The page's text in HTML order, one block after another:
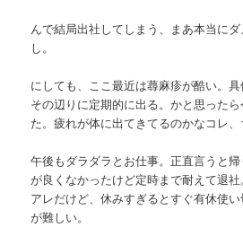
んで結局出社してしまう、まあ本当に
し。
にしても、ここ最近は蕁麻疹が酷い。
その辺りに定期的に出る。かと思った
た。疲れが体に出てきてるのかなコレ、
午後もダラダラとお仕事。正直言うと
が良くなかったけど定時まで耐えて退
アレだけど、休みすぎるとすぐ有休使
が難しい。